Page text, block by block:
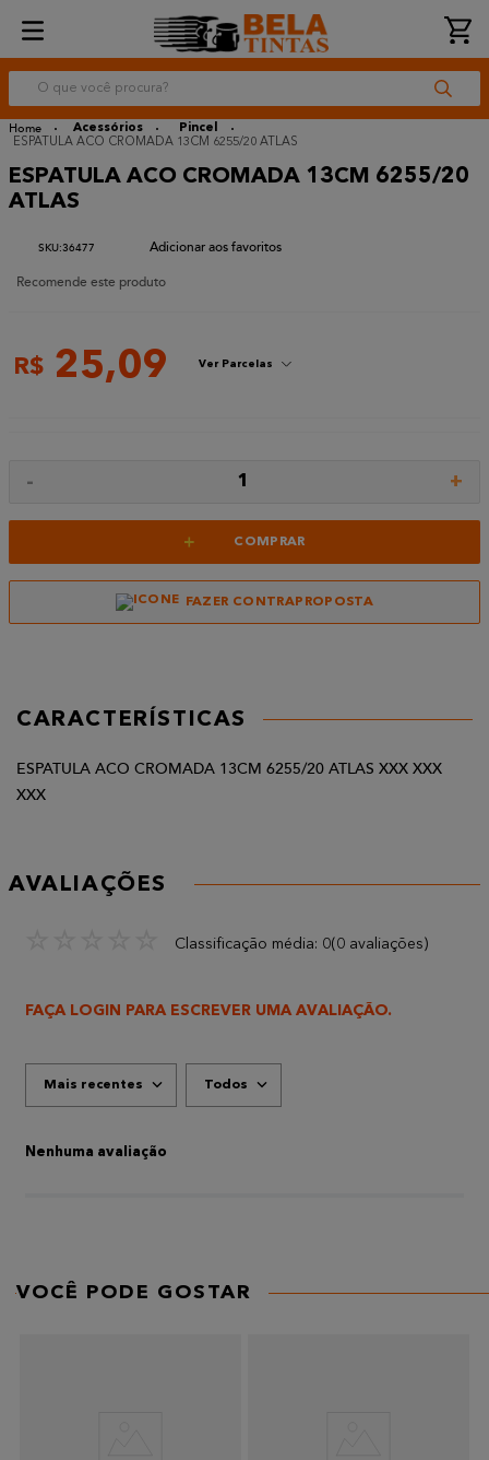
O que você procura?
Acessórios
Pincel
ESPATULA ACO CROMADA 13CM 6255/20 ATLAS
ESPATULA ACO CROMADA 13CM 6255/20
ATLAS
:36477
Recomende este produto
R$ 25,09 Ver Parcelas
- 1 +
+ COMPRAR
FAZER CONTRAPROPOSTA
CARACTERÍSTICAS
ESPATULA ACO CROMADA 13CM 6255/20 ATLAS XXX XXX
XXX
AVALIAÇÕES
Classificação média: 0(0 avaliações)
FAÇA LOGIN PARA ESCREVER UMA AVALIAÇÃO.
Mais recentes Todos
Nenhuma avaliação
VOCÊ PODE GOSTAR